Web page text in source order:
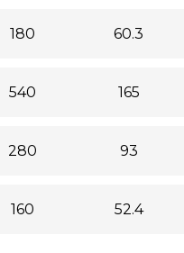
180 60.3
540 165
280 93
160 52.4